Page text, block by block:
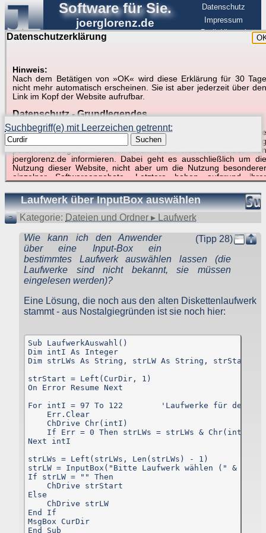
Datenschutzerklärung
Hinweis:
Nach dem Betätigen von »OK« wird diese Erklärung für 30 Tage
nicht mehr automatisch erscheinen. Sie ist aber jederzeit über den
Link im Kopf der Website aufrufbar.
Datenschutz - Grundlegendes
Diese Datenschutzerklärung soll die Nutzer dieser Website über die
Art, den Umfang und den Zweck der Erhebung und Verwendung
personenbezogener Daten durch den Websitebetreiber von
joerglorenz.de informieren. Dabei geht es ausschließlich um die
Nutzung dieser Website, nicht aber um die Nutzung besonderer
einzelner Softwareangebote. Letztere haben aufgrund ihrer
gespeichert werden müssen, die für das Funktionieren erforderlich
sind. Hier ist es wichtig, dass Sie selbst zum Testen dieser
Funktionen möglichst erfundene Daten verwenden. Ansonsten wird
auf die spezifischen Besonderheiten beim jeweiligen Angebot
Generell gilt: Wenn Sie ein Angebot bei den Add-Ins nutzen, bei
dem Daten übertragen werden, werden diese Daten auf dem
Server joerglorenz.de gespeichert. Dies erfolgt in MySQL-Tabellen,
Tabellen einer MySQL-Datenbank also. Diese Daten bleiben nur
zum Zweck der jeweiligen Funktion dort gespeichert, so dass Sie
diese Daten verwenden können. Eine weitere Nutzung dieser
Daten durch den Websitebetreiber oder andere Personen erfolgt
Der Websitebetreiber nimmt Ihren Datenschutz sehr ernst und
behandelt Ihre personenbezogenen Daten vertraulich und
entsprechend der gesetzlichen Vorschriften. Da durch neue
Technologien und die ständige Weiterentwicklung dieser Webseite
werden können, empfehlen wir Ihnen, sich die
Datenschutzerklärung in regelmäßigen Abständen wieder
Definitionen der verwendeten Begriffe (z.B. “personenbezogene
Daten” oder “Verarbeitung”) finden Sie in Art. 4 DSGVO.
Zugriffsdaten
Wir, der Websitebetreiber bzw. Seitenprovider, erheben aufgrund
unseres berechtigten Interesses (s. Art. 6 Abs. 1 lit. f. DSGVO)
Daten über Zugriffe auf die Website und speichern diese als
„Server-Logfiles“ auf dem Server der Website ab. Folgende Daten
werden so protokolliert:
Besuchte Website und besuchte Webseite
Software für Sie.
joerglorenz.de
Datenschutz
Impressum
BerlinHimmel
Suche in Beispielen und Tipps zu Excel und
VBA
Suchbegriff(e) mit Leerzeichen getrennt:
Suchen
Suchergebnisse (1 Treffer, 1 Begriff)
Laufwerk über InputBox auswählen
Kategorie: Dateien und Ordner ▸ Laufwerk
(Tipp 28)
Wie kann ich den Anwender
über eine Input-Box ein
bestimmtes Laufwerk auswählen lassen (die
Laufwerke sind nicht bekannt, sie müssen
eingelesen werden)?
Eine Lösung, die noch aus den alten Diskettenlaufwerk
stammt - aus Nostalgiegründen ist sie noch hier:
Sub LaufwerkAuswahl()
Dim intI As Integer
Dim strLWs As String, strLW As String, strStart
strStart = Left(CurDir, 1)
On Error Resume Next
For intI = 97 To 122        'Laufwerke für den
    Err.Clear
    ChDrive Chr(intI)
If Err = 0 Then strLWs = strLWs & Chr(intI) &
Next intI
strLWs = Left(strLWs, Len(strLWs) - 1)
strLW = InputBox("Bitte Laufwerk wählen (" &
If strLW = "" Then
    ChDrive strStart
Else
    ChDrive strLW
End If
MsgBox CurDir
End Sub